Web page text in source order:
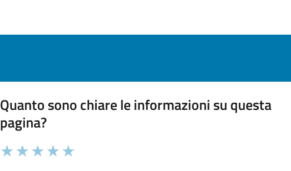
Quanto sono chiare le informazioni su questa
pagina?